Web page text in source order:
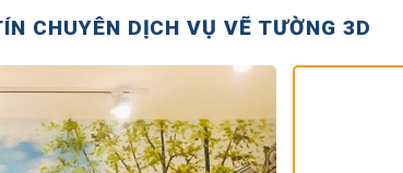
CHUYÊN DỊCH VỤ VẼ TƯỜNG 3D